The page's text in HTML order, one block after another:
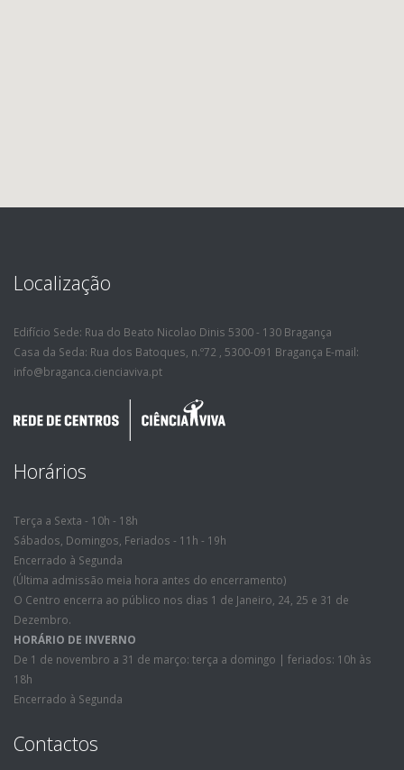
Localização
Edifício Sede: Rua do Beato Nicolao Dinis 5300 - 130 Bragança
Casa da Seda: Rua dos Batoques, n.º72 , 5300-091 Bragança E-mail:
info@braganca.cienciaviva.pt
Horários
Terça a Sexta - 10h - 18h
Sábados, Domingos, Feriados - 11h - 19h
Encerrado à Segunda
(Última admissão meia hora antes do encerramento)
O Centro encerra ao público nos dias 1 de Janeiro, 24, 25 e 31 de
Dezembro.
HORÁRIO DE INVERNO
De 1 de novembro a 31 de março: terça a domingo | feriados: 10h às
18h
Encerrado à Segunda
Contactos